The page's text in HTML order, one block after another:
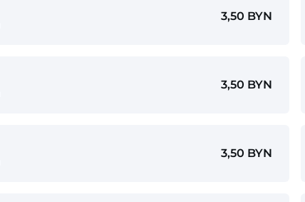
3,50 BYN
3,50 BYN
3,50 BYN